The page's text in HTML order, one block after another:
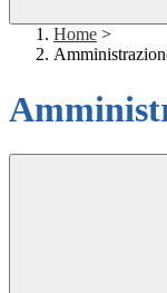
Home >